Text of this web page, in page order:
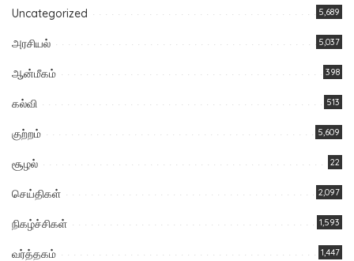
Uncategorized 5,689
அரசியல் 5,037
ஆன்மீகம் 398
கல்வி 513
குற்றம் 5,609
சூழல் 22
செய்திகள் 2,097
நிகழ்ச்சிகள் 1,593
வர்த்தகம் 1,447